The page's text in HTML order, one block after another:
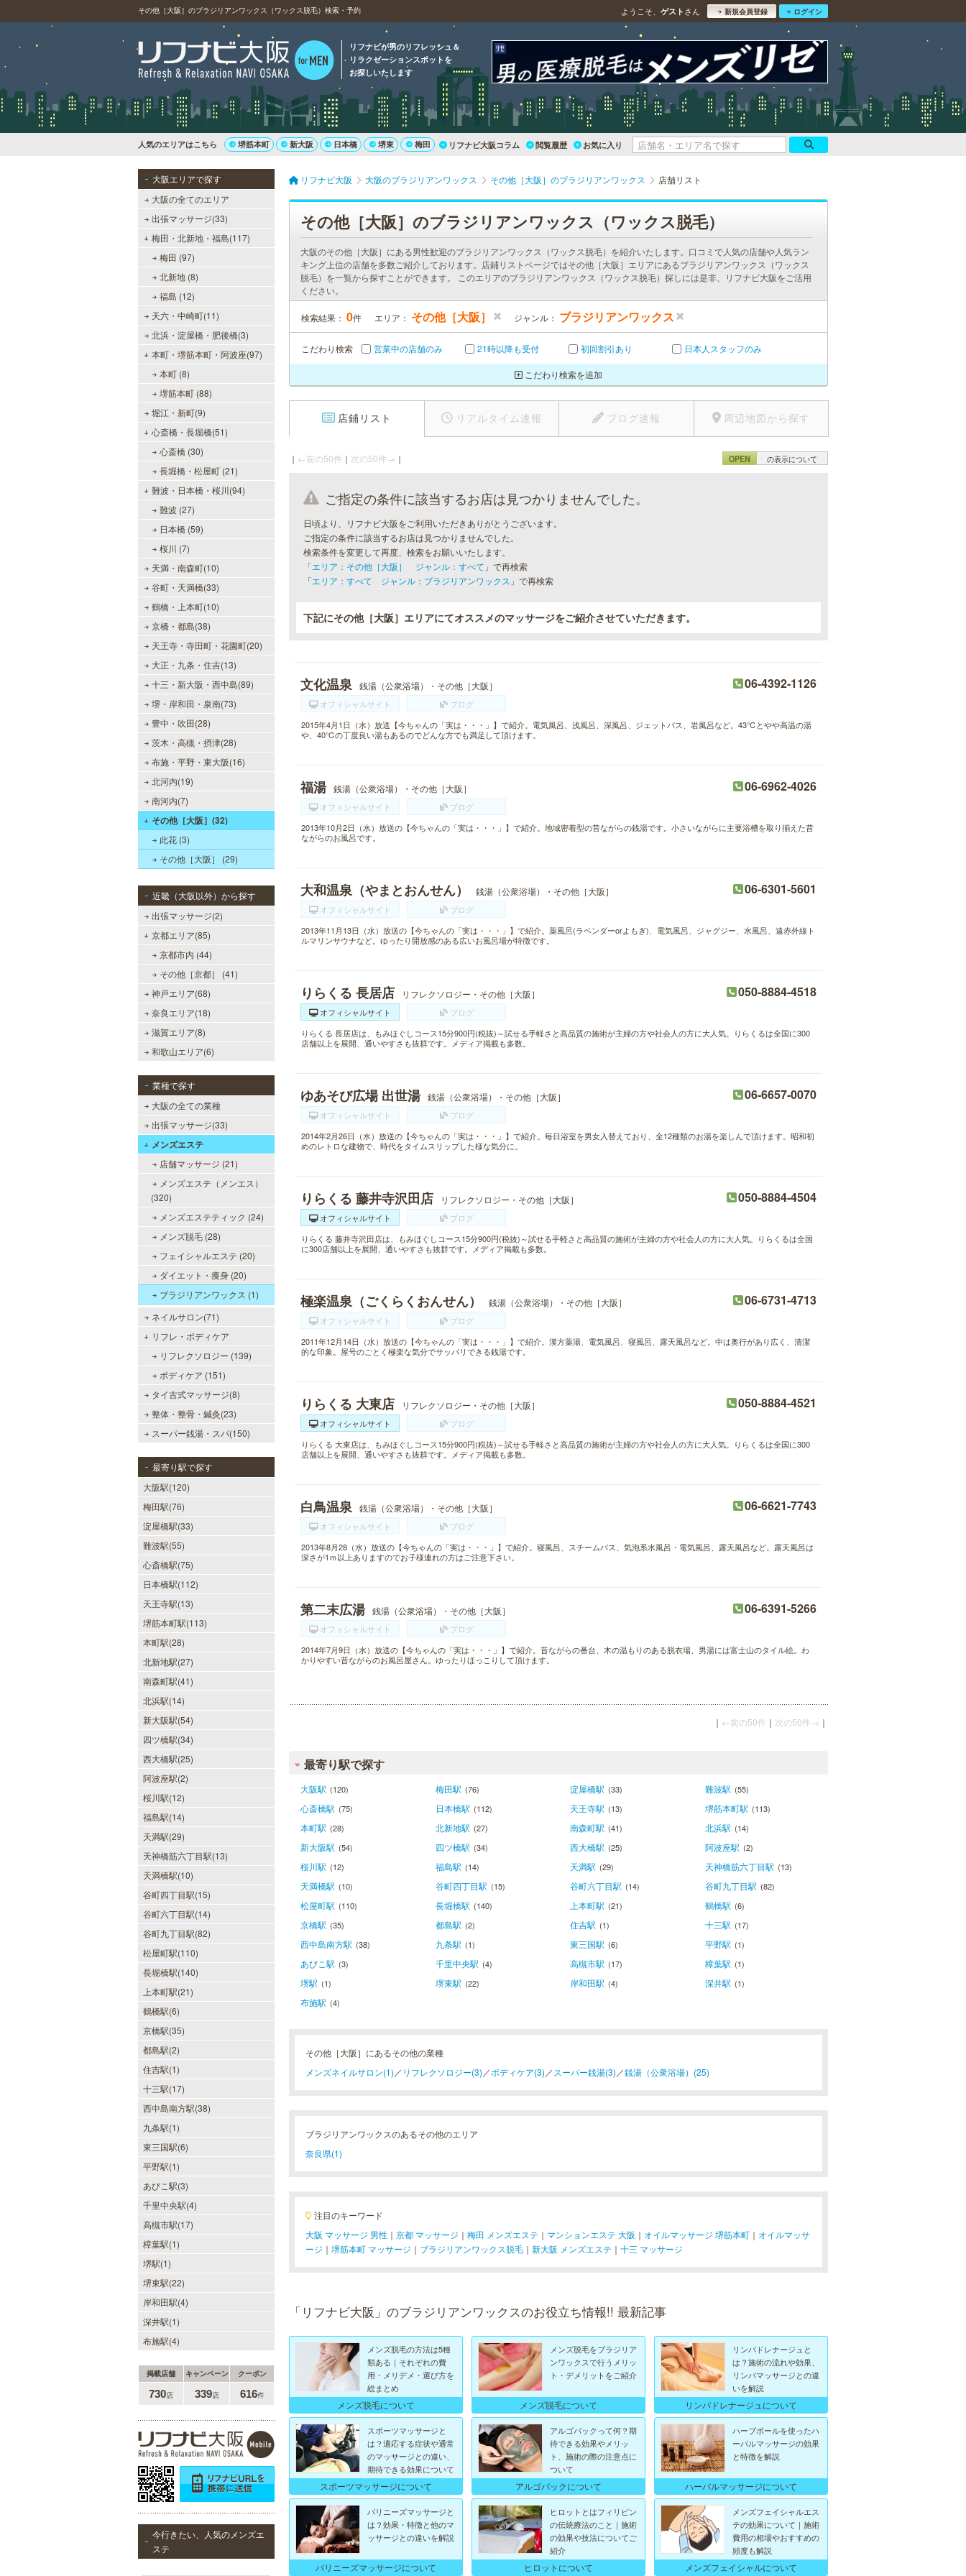
その他［大阪］のブラジリアンワックス（ワックス脱毛）検索・予約 ようこそ、 ゲスト さん 新規会員登録 ログイン
リフナビが男のリフレッシュ＆
リラクゼーションスポットを
お探しいたします
人気のエリアはこちら 堺筋本町 新大阪 日本橋 堺東 梅田 リフナビ大阪コラム 閲覧履歴 お気に入り
大阪エリアで探す
大阪の全てのエリア
出張マッサージ(33)
梅田・北新地・福島(117)
梅田 (97)
北新地 (8)
福島 (12)
天六・中崎町(11)
北浜・淀屋橋・肥後橋(3)
本町・堺筋本町・阿波座(97)
本町 (8)
堺筋本町 (88)
堀江・新町(9)
心斎橋・長堀橋(51)
心斎橋 (30)
長堀橋・松屋町 (21)
難波・日本橋・桜川(94)
難波 (27)
日本橋 (59)
桜川 (7)
天満・南森町(10)
谷町・天満橋(33)
鶴橋・上本町(10)
京橋・都島(38)
天王寺・寺田町・花園町(20)
大正・九条・住吉(13)
十三・新大阪・西中島(89)
堺・岸和田・泉南(73)
豊中・吹田(28)
茨木・高槻・摂津(28)
布施・平野・東大阪(16)
北河内(19)
南河内(7)
その他［大阪］(32)
此花 (3)
その他［大阪］ (29)
近畿（大阪以外）から探す
出張マッサージ(2)
京都エリア(85)
京都市内 (44)
その他［京都］ (41)
神戸エリア(68)
奈良エリア(18)
滋賀エリア(8)
和歌山エリア(6)
業種で探す
大阪の全ての業種
出張マッサージ(33)
メンズエステ
店舗マッサージ (21)
メンズエステ（メンエス）
(320)
メンズエステティック (24)
メンズ脱毛 (28)
フェイシャルエステ (20)
ダイエット・痩身 (20)
ブラジリアンワックス (1)
ネイルサロン(71)
リフレ・ボディケア
リフレクソロジー (139)
ボディケア (151)
タイ古式マッサージ(8)
整体・整骨・鍼灸(23)
スーパー銭湯・スパ(150)
最寄り駅で探す
大阪駅(120)
梅田駅(76)
淀屋橋駅(33)
難波駅(55)
心斎橋駅(75)
日本橋駅(112)
天王寺駅(13)
堺筋本町駅(113)
本町駅(28)
北新地駅(27)
南森町駅(41)
北浜駅(14)
新大阪駅(54)
四ツ橋駅(34)
西大橋駅(25)
阿波座駅(2)
桜川駅(12)
福島駅(14)
天満駅(29)
天神橋筋六丁目駅(13)
天満橋駅(10)
谷町四丁目駅(15)
谷町六丁目駅(14)
谷町九丁目駅(82)
松屋町駅(110)
長堀橋駅(140)
上本町駅(21)
鶴橋駅(6)
京橋駅(35)
都島駅(2)
住吉駅(1)
十三駅(17)
西中島南方駅(38)
九条駅(1)
東三国駅(6)
平野駅(1)
あびこ駅(3)
千里中央駅(4)
高槻市駅(17)
樟葉駅(1)
堺駅(1)
堺東駅(22)
岸和田駅(4)
深井駅(1)
布施駅(4)
掲載店舗 キャンペーン クーポン
730店 339店 616件
今行きたい、人気のメンズエ
ステ
30代40代50代のミセスが日常を忘
れ、限られた時間の中で、時にプロ
フェッショナルに、時に恋人らしく
します。
当たりSPA 日本橋店
当店では、少しでも多くのお客様に
ご利用して頂く為に無料専用駐車場
を完備しております。★完全個室★
お客様に『当たり』と思ってもらえ
る様ルックス、施術レベルを極めた
セラピストがマッサージをご提供致
します。
僕のママスパ
癒しのお部屋で優しいママが、僕を
お待ちしています。実家に帰ったよ
まれて下さい。心身ともの安らぎと
最高の癒しが貴方を待っています。
新大阪駅東口徒歩１分！大阪のメン
エス業界の中でも最高クラスのクオ
リティ!!厳選に厳選を重ねたセラピ
ストが何度も何度もトレーニングを
受け実現しました。日々の疲れを解
きほぐす極上のお時間をご堪能くだ
さい。
ミセス・ムーンR 大阪店
リフナビ大阪 大阪のブラジリアンワックス その他［大阪］のブラジリアンワックス 店舗リスト
その他［大阪］のブラジリアンワックス（ワックス脱毛）
大阪のその他［大阪］にある男性歓迎のブラジリアンワックス（ワックス脱毛）を紹介いたします。口コミで人気の店舗や人気ラン
キング上位の店舗を多数ご紹介しております。店鋪リストページではその他［大阪］エリアにあるブラジリアンワックス（ワックス
脱毛）を一覧から探すことができます。 このエリアのブラジリアンワックス（ワックス脱毛）探しには是非、リフナビ大阪をご活用
ください。
検索結果： 0件 エリア： その他［大阪］ ジャンル： ブラジリアンワックス
こだわり検索 営業中の店舗のみ 21時以降も受付 初回割引あり 日本人スタッフのみ
こだわり検索を追加
店鋪リスト リアルタイム速報 ブログ速報 周辺地図から探す
｜ ←前の50件 ｜ 次の50件→ ｜ OPEN の表示について
ご指定の条件に該当するお店は見つかりませんでした。
日頃より、リフナビ大阪をご利用いただきありがとうございます。
ご指定の条件に該当するお店は見つかりませんでした。
検索条件を変更して再度、検索をお願いいたします。
「エリア：その他［大阪］ ジャンル：すべて 」で再検索
「エリア：すべて ジャンル：ブラジリアンワックス 」で再検索
下記にその他［大阪］エリアにてオススメのマッサージをご紹介させていただきます。
文化温泉 銭湯（公衆浴場）・その他［大阪］ 06-4392-1126
オフィシャルサイト
ブログ
2015年4月1日（水）放送【今ちゃんの「実は・・・」】で紹介。電気風呂、浅風呂、深風呂、ジェットバス、岩風呂など。43℃とやや高温の湯
や、40℃の丁度良い湯もあるのでどんな方でも満足して頂けます。
福湯 銭湯（公衆浴場）・その他［大阪］ 06-6962-4026
オフィシャルサイト
ブログ
2013年10月2日（水）放送の【今ちゃんの「実は・・・」】で紹介。地域密着型の昔ながらの銭湯です。小さいながらに主要浴槽を取り揃えた昔
ながらのお風呂です。
大和温泉（やまとおんせん） 銭湯（公衆浴場）・その他［大阪］ 06-6301-5601
オフィシャルサイト
ブログ
2013年11月13日（水）放送の【今ちゃんの「実は・・・」】で紹介。薬風呂(ラベンダーorよもぎ)、電気風呂、ジャグジー、水風呂、遠赤外線ト
ルマリンサウナなど。ゆったり開放感のある広いお風呂場が特徴です。
りらくる 長居店 リフレクソロジー・その他［大阪］ 050-8884-4518
オフィシャルサイト
ブログ
りらくる 長居店は、もみほぐしコース15分900円(税抜)～試せる手軽さと高品質の施術が主婦の方や社会人の方に大人気。りらくるは全国に300
店舗以上を展開、通いやすさも抜群です。メディア掲載も多数。
ゆあそび広場 出世湯 銭湯（公衆浴場）・その他［大阪］ 06-6657-0070
オフィシャルサイト
ブログ
2014年2月26日（水）放送の【今ちゃんの「実は・・・」】で紹介。毎日浴室を男女入替えており、全12種類のお湯を楽しんで頂けます。昭和初
めのレトロな建物で、時代をタイムスリップした様な気分に。
りらくる 藤井寺沢田店 リフレクソロジー・その他［大阪］ 050-8884-4504
オフィシャルサイト
ブログ
りらくる 藤井寺沢田店は、もみほぐしコース15分900円(税抜)～試せる手軽さと高品質の施術が主婦の方や社会人の方に大人気。りらくるは全国
に300店舗以上を展開、通いやすさも抜群です。メディア掲載も多数。
極楽温泉（ごくらくおんせん） 銭湯（公衆浴場）・その他［大阪］ 06-6731-4713
オフィシャルサイト
ブログ
2011年12月14日（水）放送の【今ちゃんの「実は・・・」】で紹介。漢方薬湯、電気風呂、寝風呂、露天風呂など。中は奥行があり広く、清潔
的な印象。屋号のごとく極楽な気分でサッパリできる銭湯です。
りらくる 大東店 リフレクソロジー・その他［大阪］ 050-8884-4521
オフィシャルサイト
ブログ
りらくる 大東店は、もみほぐしコース15分900円(税抜)～試せる手軽さと高品質の施術が主婦の方や社会人の方に大人気。りらくるは全国に300
店舗以上を展開、通いやすさも抜群です。メディア掲載も多数。
白鳥温泉 銭湯（公衆浴場）・その他［大阪］ 06-6621-7743
オフィシャルサイト
ブログ
2013年8月28（水）放送の【今ちゃんの「実は・・・」】で紹介。寝風呂、スチームバス、気泡系水風呂・電気風呂、露天風呂など。露天風呂は
深さが1ｍ以上ありますのでお子様連れの方はご注意下さい。
第二末広湯 銭湯（公衆浴場）・その他［大阪］ 06-6391-5266
オフィシャルサイト
ブログ
2014年7月9日（水）放送の【今ちゃんの「実は・・・」】で紹介。昔ながらの番台、木の温もりのある脱衣場、男湯には富士山のタイル絵。わ
かりやすい昔ながらのお風呂屋さん。ゆったりほっこりして頂けます。
｜ ←前の50件 ｜ 次の50件→ ｜
最寄り駅で探す
大阪駅 (120) 梅田駅 (76) 淀屋橋駅 (33) 難波駅 (55)
心斎橋駅 (75) 日本橋駅 (112) 天王寺駅 (13) 堺筋本町駅 (113)
本町駅 (28) 北新地駅 (27) 南森町駅 (41) 北浜駅 (14)
新大阪駅 (54) 四ツ橋駅 (34) 西大橋駅 (25) 阿波座駅 (2)
桜川駅 (12) 福島駅 (14) 天満駅 (29) 天神橋筋六丁目駅 (13)
天満橋駅 (10) 谷町四丁目駅 (15) 谷町六丁目駅 (14) 谷町九丁目駅 (82)
松屋町駅 (110) 長堀橋駅 (140) 上本町駅 (21) 鶴橋駅 (6)
京橋駅 (35) 都島駅 (2) 住吉駅 (1) 十三駅 (17)
西中島南方駅 (38) 九条駅 (1) 東三国駅 (6) 平野駅 (1)
あびこ駅 (3) 千里中央駅 (4) 高槻市駅 (17) 樟葉駅 (1)
堺駅 (1) 堺東駅 (22) 岸和田駅 (4) 深井駅 (1)
布施駅 (4)
その他［大阪］にあるその他の業種
メンズネイルサロン(1) ／ リフレクソロジー(3) ／ボディケア(3) ／ スーパー銭湯(3) ／銭湯（公衆浴場）(25)
ブラジリアンワックスのあるその他のエリア
奈良県(1)
注目のキーワード
大阪 マッサージ 男性 ｜ 京都 マッサージ ｜ 梅田 メンズエステ ｜ マンションエステ 大阪 ｜ オイルマッサージ 堺筋本町 ｜ オイルマッサ
ージ ｜ 堺筋本町 マッサージ ｜ ブラジリアンワックス脱毛 ｜ 新大阪 メンズエステ ｜ 十三 マッサージ
「リフナビ大阪」のブラジリアンワックスのお役立ち情報!! 最新記事
メンズ脱毛の方法は5種
類ある｜それぞれの費
用・メリデメ・選び方を
総まとめ
メンズ脱毛について
メンズ脱毛をブラジリア
ンワックスで行うメリッ
ト・デメリットをご紹介
メンズ脱毛について
リンパドレナージュと
は？施術の流れや効果、
リンパマッサージとの違
いを解説
リンパドレナージュについて
スポーツマッサージと
は？適応する症状や通常
のマッサージとの違い、
期待できる効果について
スポーツマッサージについて
アルゴパックって何？期
待できる効果やメリッ
ト、施術の際の注意点に
ついて
アルゴパックについて
ハーブボールを使ったハ
ーバルマッサージの効果
と特徴を解説
ハーバルマッサージについて
バリニーズマッサージと
は？効果・特徴と他のマ
ッサージとの違いを解説
バリニーズマッサージについて
ヒロットとはフィリピン
の伝統療法のこと｜施術
の効果や技法についてご
紹介
ヒロットについて
メンズフェイシャルエス
テの効果について｜施術
費用の相場やおすすめの
頻度も解説
メンズフェイシャルについて